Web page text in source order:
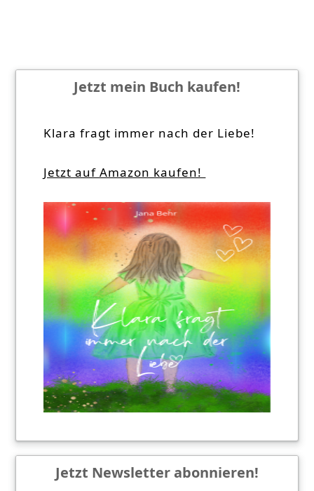
Jetzt mein Buch kaufen!
Klara fragt immer nach der Liebe!
Jetzt auf Amazon kaufen!
Jetzt Newsletter abonnieren!